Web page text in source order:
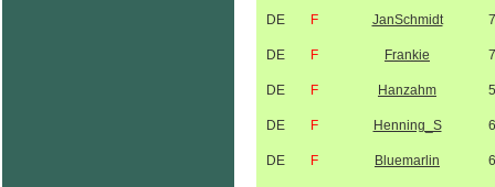
DE F JanSchmidt
DE F Frankie
DE F Hanzahm
DE F Henning_S
DE F Bluemarlin